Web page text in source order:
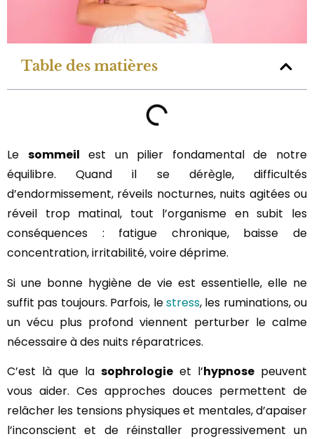
Table des matières
Le sommeil est un pilier fondamental de notre
équilibre. Quand il se dérègle, difficultés
d’endormissement, réveils nocturnes, nuits agitées ou
réveil trop matinal, tout l’organisme en subit les
conséquences : fatigue chronique, baisse de
concentration, irritabilité, voire déprime.
Si une bonne hygiène de vie est essentielle, elle ne
suffit pas toujours. Parfois, lestress, les ruminations, ou
un vécu plus profond viennent perturber le calme
nécessaire à des nuits réparatrices.
C’est là que la sophrologie et l’hypnose peuvent
vous aider. Ces approches douces permettent de
relâcher les tensions physiques et mentales, d’apaiser
l’inconscient et de réinstaller progressivement un